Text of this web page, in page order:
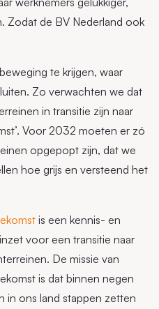
Zodat de BV Nederland ook
te krijgen, waar
Zo verwachten we dat
in transitie zijn naar
Voor 2032 moeten er zó
opgepopt zijn, dat we
hoe grijs en versteend het
is een kennis- en
voor een transitie naar
De missie van
is dat binnen negen
in ons land stappen zetten